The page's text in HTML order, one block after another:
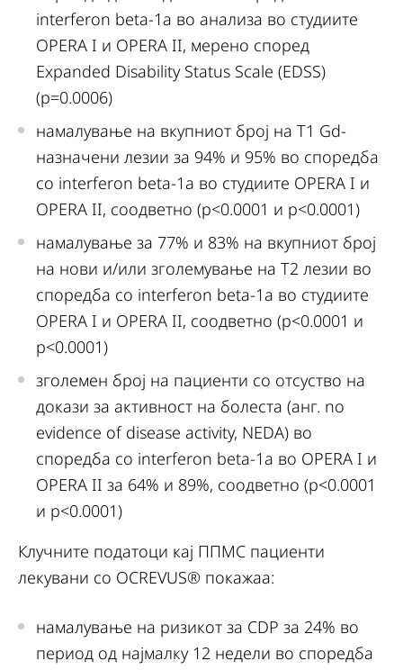
interferon beta-1a во анализа во студиите
OPERA I и OPERA II, мерено според
Expanded Disability Status Scale (EDSS)
(p=0.0006)
намалување на вкупниот број на T1 Gd-
назначени лезии за 94% и 95% во споредба
со interferon beta-1a во студиите OPERA I и
OPERA II, соодветно (p<0.0001 и p<0.0001)
намалување за 77% и 83% на вкупниот број
на нови и/или зголемување на Т2 лезии во
споредба со interferon beta-1a во студиите
OPERA I и OPERA II, соодветно (p<0.0001 и
p<0.0001)
зголемен број на пациенти со отсуство на
докази за активност на болеста (анг. no
evidence of disease activity, NEDA) во
споредба со interferon beta-1a во OPERA I и
OPERA II за 64% и 89%, соодветно (p<0.0001
и p<0.0001)
Клучните податоци кај ППМС пациенти
лекувани со OCREVUS® покажаа:
намалување на ризикот за CDP за 24% во
период од најмалку 12 недели во споредба